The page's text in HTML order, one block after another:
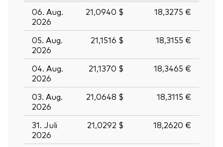
06. Aug.
2026
21,0940 $ 18,3275 €
05. Aug.
2026
21,1516 $ 18,3155 €
04. Aug.
2026
21,1370 $ 18,3465 €
03. Aug.
2026
21,0648 $ 18,3115 €
31. Juli
2026
21,0292 $ 18,2620 €